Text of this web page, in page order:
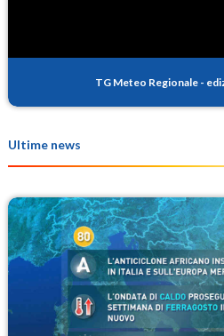
TG Meteo Regionale -
Ultime news